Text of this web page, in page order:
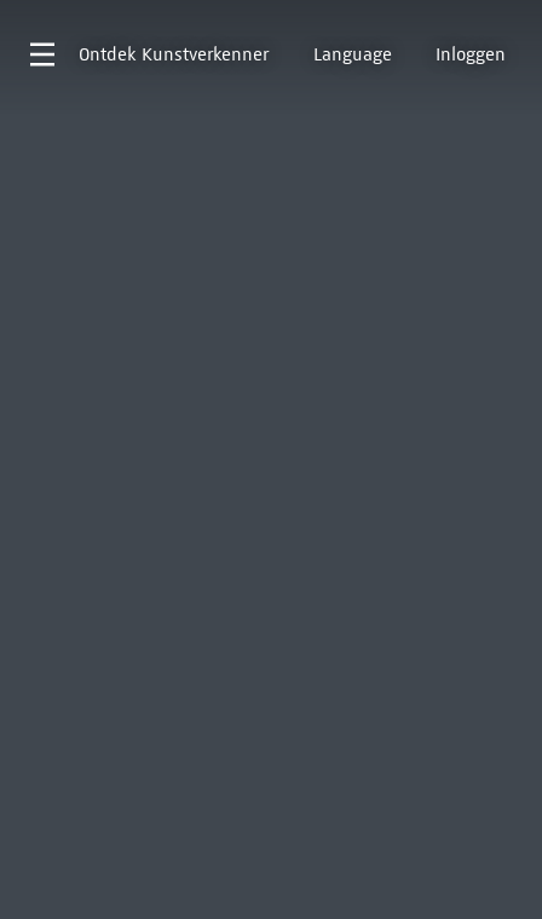
Ontdek Kunstverkenner Language Inloggen